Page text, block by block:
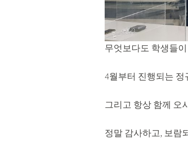
무엇보다도 학생들
4월부터 진행되는
그리고 항상 함께 오
정말 감사하고, 보람